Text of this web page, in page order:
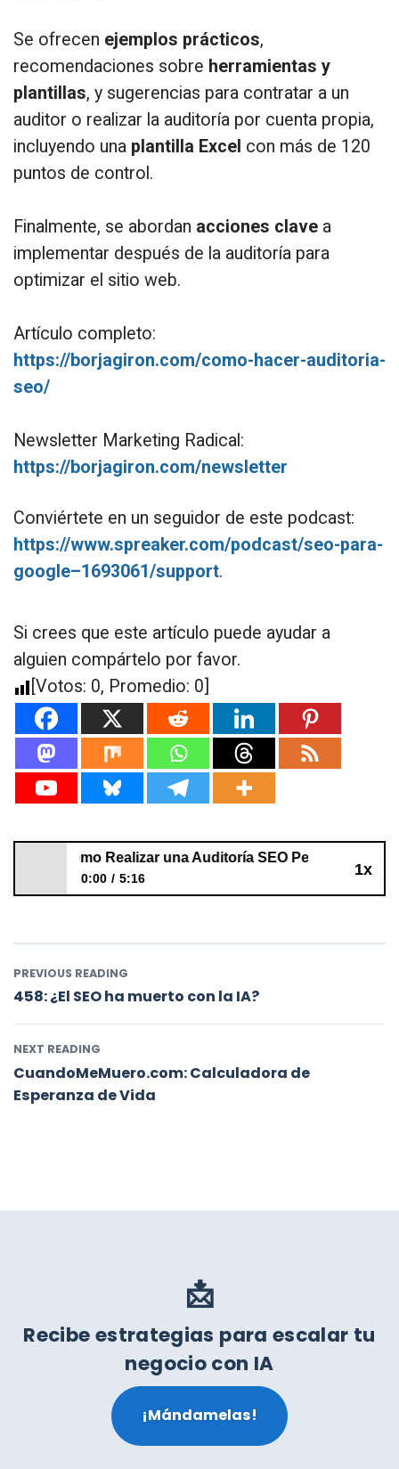
Se ofrecen ejemplos prácticos,
recomendaciones sobre herramientas y
plantillas, y sugerencias para contratar a un
auditor o realizar la auditoría por cuenta propia,
incluyendo una plantilla Excel con más de 120
puntos de control.
Finalmente, se abordan acciones clave a
implementar después de la auditoría para
optimizar el sitio web.
Artículo completo:
https://borjagiron.com/como-hacer-auditoria-
seo/
Newsletter Marketing Radical:
https://borjagiron.com/newsletter
Conviértete en un seguidor de este podcast:
https://www.spreaker.com/podcast/seo-para-
google–1693061/support.
Si crees que este artículo puede ayudar a
alguien compártelo por favor.
[Votos: 0, Promedio: 0
1x
457: Cómo Realizar una Auditoría SEO Perfecta
0:00 5:16
PREVIOUS READING
458: ¿El SEO ha muerto con la IA?
NEXT READING
CuandoMeMuero.com: Calculadora de
Esperanza de Vida
📩
Recibe estrategias para escalar tu
negocio con IA
¡Mándamelas!